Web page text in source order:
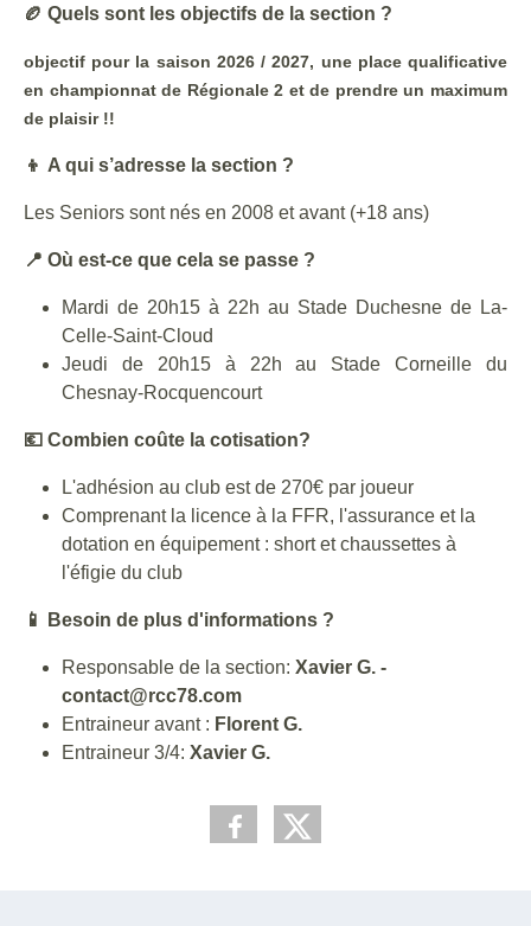
🏉 Quels sont les objectifs de la section ?
objectif pour la saison 2026 / 2027, une place qualificative
en championnat de Régionale 2 et de prendre un maximum
de plaisir !!
👦 A qui s’adresse la section ?
Les Seniors sont nés en 2008 et avant (+18 ans)
📍 Où est-ce que cela se passe ?
Mardi de 20h15 à 22h au Stade Duchesne de La-
Celle-Saint-Cloud
Jeudi de 20h15 à 22h au Stade Corneille du
Chesnay-Rocquencourt
💶 Combien coûte la cotisation?
L'adhésion au club est de 270€ par joueur
Comprenant la licence à la FFR, l'assurance et la
dotation en équipement : short et chaussettes à
l'éfigie du club
📱 Besoin de plus d'informations ?
Responsable de la section: Xavier G. -
contact@rcc78.com
Entraineur avant : Florent G.
Entraineur 3/4: Xavier G.